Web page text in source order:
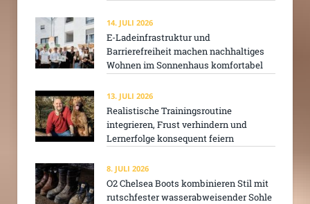
14. JULI 2026
E-Ladeinfrastruktur und
Barrierefreiheit machen nachhaltiges
Wohnen im Sonnenhaus komfortabel
13. JULI 2026
Realistische Trainingsroutine
integrieren, Frust verhindern und
Lernerfolge konsequent feiern
8. JULI 2026
O2 Chelsea Boots kombinieren Stil mit
rutschfester wasserabweisender Sohle